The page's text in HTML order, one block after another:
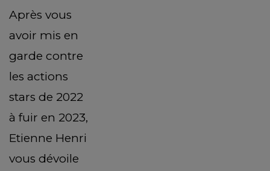
Après vous
avoir mis en
garde contre
les actions
stars de 2022
à fuir en 2023,
Etienne Henri
vous dévoile